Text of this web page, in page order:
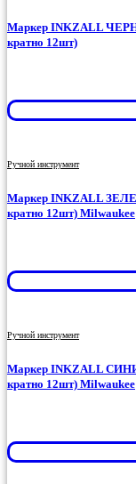
Маркер INKZALL
кратно 12шт)
Ручной инструмент
Маркер INKZALL
кратно 12шт) Milwaukee
Ручной инструмент
Маркер INKZALL
кратно 12шт) Milwaukee